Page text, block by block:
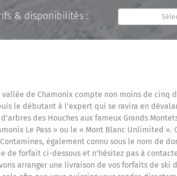
& disponibilités :
vallée de Chamonix compte non moins de cinq
le débutant à l’expert qui se ravira en
d’arbres des Houches aux fameux Grands
Le Pass » ou le « Mont Blanc Unlimited
Contamines, également connu sous le nom de
de forfait ci-dessous et n’hésitez pas à
arranger une livraison de vos forfaits de